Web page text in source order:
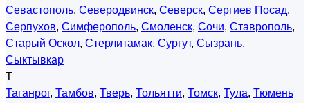
Севастополь, Северодвинск, Северск, Сергиев Посад,
Серпухов, Симферополь, Смоленск, Сочи, Ставрополь,
Старый Оскол, Стерлитамак, Сургут, Сызрань,
Сыктывкар
Т
Таганрог, Тамбов, Тверь, Тольятти, Томск, Тула, Тюмень